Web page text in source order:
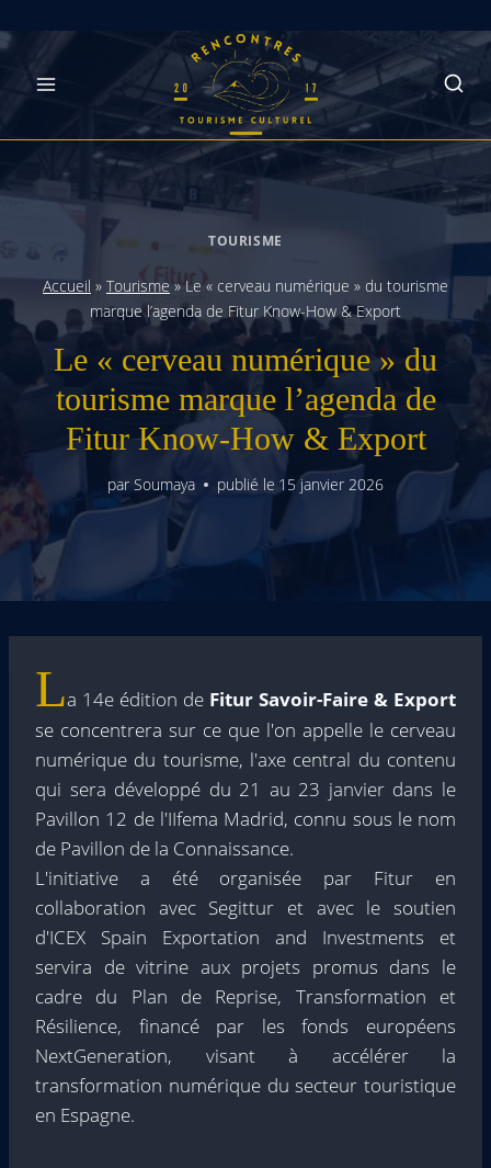
Skip
TOURISME
Accueil » Tourisme » Le « cerveau numérique » du tourisme
marque l’agenda de Fitur Know-How & Export
Le « cerveau numérique » du
tourisme marque l’agenda de
Fitur Know-How & Export
parSoumaya publié le 15 janvier 2026
La 14e édition de Fitur Savoir-Faire & Export
se concentrera sur ce que l'on appelle le cerveau
numérique du tourisme, l'axe central du contenu
qui sera développé du 21 au 23 janvier dans le
Pavillon 12 de l'IIfema Madrid, connu sous le nom
de Pavillon de la Connaissance.
L'initiative a été organisée par Fitur en
collaboration avec Segittur et avec le soutien
d'ICEX Spain Exportation and Investments et
servira de vitrine aux projets promus dans le
cadre du Plan de Reprise, Transformation et
Résilience, financé par les fonds européens
NextGeneration, visant à accélérer la
transformation numérique du secteur touristique
en Espagne.